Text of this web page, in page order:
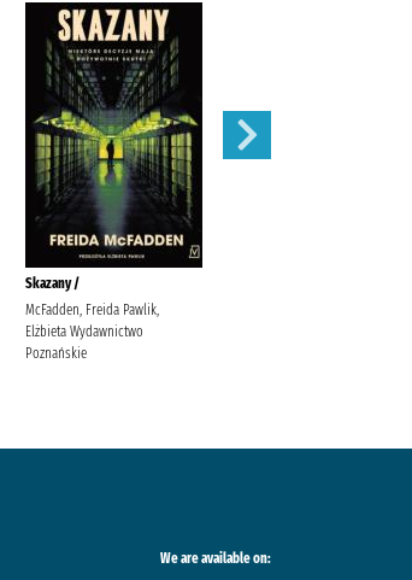
Skazany /
McFadden, Freida Pawlik,
Elżbieta Wydawnictwo
Poznańskie
We are available on: